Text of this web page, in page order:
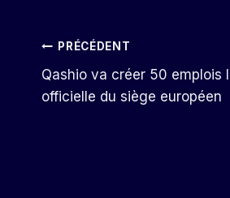
Navigation
De
PRÉCÉDENT
Qashio va créer 50 emplois
officielle du siège européen